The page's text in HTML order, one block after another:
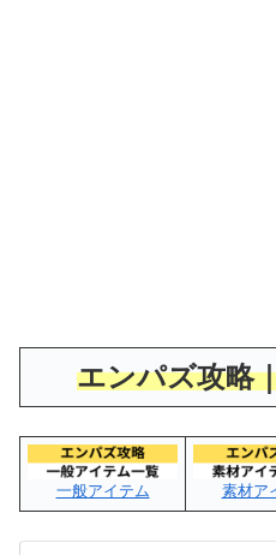
エンパズ攻略
一般アイテム 素材ア